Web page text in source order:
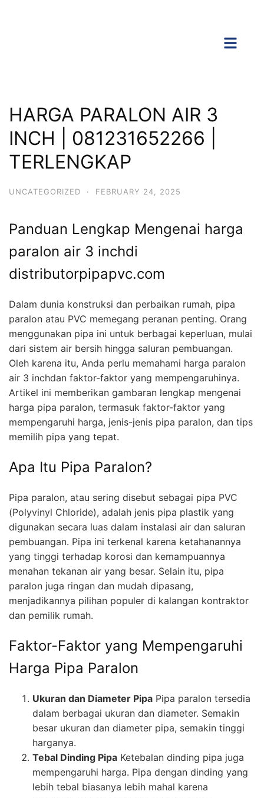
HARGA PARALON AIR 3
INCH | 081231652266 |
TERLENGKAP
UNCATEGORIZED · FEBRUARY 24, 2025
Panduan Lengkap Mengenai harga
paralon air 3 inchdi
distributorpipapvc.com
Dalam dunia konstruksi dan perbaikan rumah, pipa
paralon atau PVC memegang peranan penting. Orang
menggunakan pipa ini untuk berbagai keperluan, mulai
dari sistem air bersih hingga saluran pembuangan.
Oleh karena itu, Anda perlu memahami harga paralon
air 3 inchdan faktor-faktor yang mempengaruhinya.
Artikel ini memberikan gambaran lengkap mengenai
harga pipa paralon, termasuk faktor-faktor yang
mempengaruhi harga, jenis-jenis pipa paralon, dan tips
memilih pipa yang tepat.
Apa Itu Pipa Paralon?
Pipa paralon, atau sering disebut sebagai pipa PVC
(Polyvinyl Chloride), adalah jenis pipa plastik yang
digunakan secara luas dalam instalasi air dan saluran
pembuangan. Pipa ini terkenal karena ketahanannya
yang tinggi terhadap korosi dan kemampuannya
menahan tekanan air yang besar. Selain itu, pipa
paralon juga ringan dan mudah dipasang,
menjadikannya pilihan populer di kalangan kontraktor
dan pemilik rumah.
Faktor-Faktor yang Mempengaruhi
Harga Pipa Paralon
Ukuran dan Diameter Pipa Pipa paralon tersedia
dalam berbagai ukuran dan diameter. Semakin
besar ukuran dan diameter pipa, semakin tinggi
harganya.
Tebal Dinding Pipa Ketebalan dinding pipa juga
mempengaruhi harga. Pipa dengan dinding yang
lebih tebal biasanya lebih mahal karena